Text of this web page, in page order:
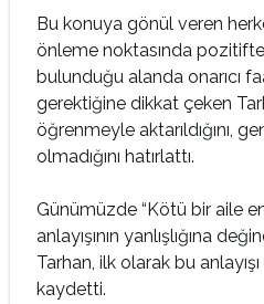
Bu konuya gönül veren
önleme noktasında
bulunduğu alanda onarıcı
gerektiğine dikkat çeken
öğrenmeyle aktarıldığını,
olmadığını hatırlattı.
Günümüzde “Kötü bir aile
anlayışının yanlışlığına
Tarhan, ilk olarak bu
kaydetti.